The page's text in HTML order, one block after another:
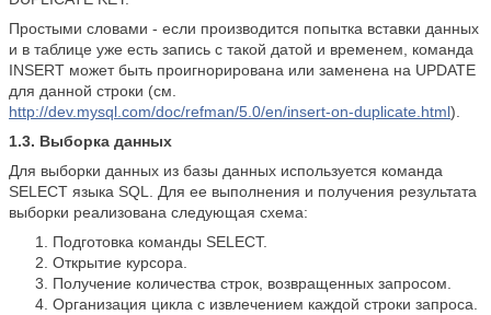
Простыми словами - если производится попытка вставки данных
и в таблице уже есть запись с такой датой и временем, команда
INSERT может быть проигнорирована или заменена на UPDATE
для данной строки (см.
http://dev.mysql.com/doc/refman/5.0/en/insert-on-duplicate.html).
1.3. Выборка данных
Для выборки данных из базы данных используется команда
SELECT языка SQL. Для ее выполнения и получения результата
выборки реализована следующая схема:
Подготовка команды SELECT.
Открытие курсора.
Получение количества строк, возвращенных запросом.
Организация цикла с извлечением каждой строки запроса.